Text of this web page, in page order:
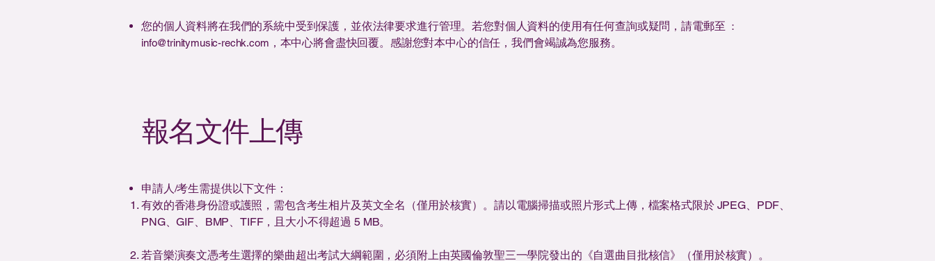
您的個人資料將在我們的系統中受到保護，並依法律要求進行管理。若您對個人資料的使用有任何查詢或疑問，請電郵至 ：
info@trinitymusic-rechk.com ，本中心將會盡快回覆。感謝您對本中心的信任，我們會竭誠為您服務。
報名文件上傳
申請人/考生需提供以下文件：
有效的香港身份證或護照，需包含考生相片及英文全名（僅用於核實）。請以電腦掃描或照片形式上傳，檔案格式限於 JPEG、PDF、
PNG、GIF、BMP、TIFF，且大小不得超過 5 MB。
若音樂演奏文憑考生選擇的樂曲超出考試大綱範圍，必須附上由英國倫敦聖三一學院發出的《自選曲目批核信》（僅用於核實）。